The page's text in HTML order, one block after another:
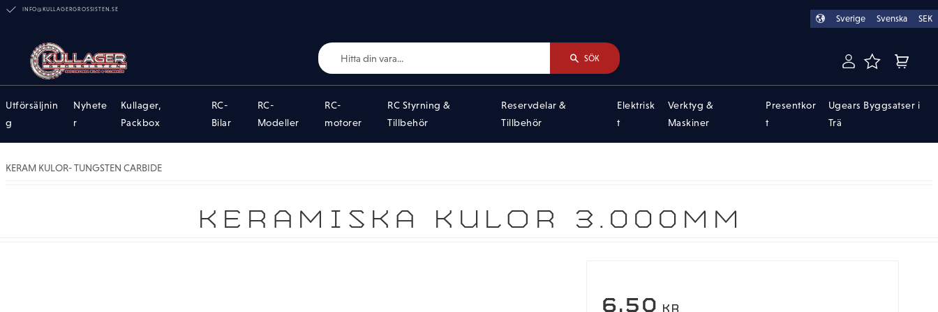
INFO@KULLAGERGROSSISTEN.SE
Sverige Svenska SEK
SÖK FAVORITER
Utförsäljnin
g
Nyhete
r
Kullager,
Packbox
RC-
Bilar
RC-
Modeller
RC-
motorer
RC Styrning &
Tillbehör
Reservdelar &
Tillbehör
Elektrisk
t
Verktyg &
Maskiner
Presentkor
t
Ugears Byggsatser i
Trä
KERAM KULOR- TUNGSTEN CARBIDE
KERAMISKA KULOR 3.000MM
6,50 KR